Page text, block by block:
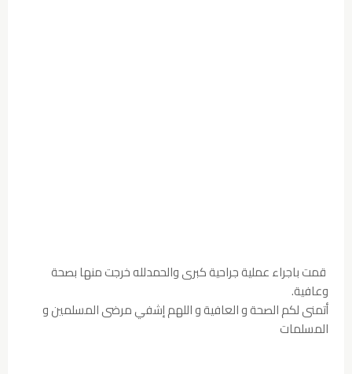
قمت باجراء عملية جراحية كبرى والحمدلله خرجت منها بصحة
وعافية.
أتمنى لكم الصحة و العافية و اللهم إشفي مرضى المسلمين و
المسلمات